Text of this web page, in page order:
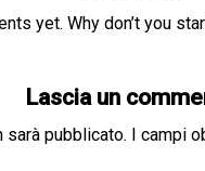
yet. Why don’t you
Lascia un
pubblicato. I campi